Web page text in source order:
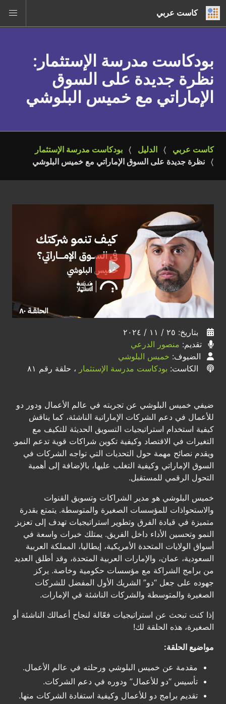
كاست عربي
بودكاست مدرسة الإستثمار :
نظرة جديدة على السوق
الإماراتي مع خميس البلوشي
كاست عربي الدليل
بودكاست مدرسة الإستثمار
نظرة جديدة على السوق الإماراتي مع خميس البلوشي
بتاريخ: ٢٥ / ١١ / ٢٠٢٤
تقديم: منصور الدرعي
الضيوف: خميس البلوشي
الكاست: بودكاست مدرسة الإستثمار ، حلقة رقم ٨١
ضيفي خميس البلوشي عن تجربته في عالم الأعمال ودور دو
للأعمال في دعم الشركات الإماراتية الناشئة، كما يناقش
كيفية استخدام استراتيجيات التسويق الحديثة للتكيف مع
التغيرات في الاقتصاد وكيفية تكوين شراكات قوية تدعم النمو.
ويقدم نصائح مهمة حول التحديات التي تواجه الشركات في
السوق الإماراتي وكيفية التغلب عليها، بالإضافة إلى أهمية
التحول الرقمي للمستقبل.
خميس البلوشي هو مدير الشراكات وتسويق القنوات
والاستحواذات للمؤسسات الصغيرة والمتوسطة. يتمتع بقدرة
متميزة في قيادة الفرق وتطوير استراتيجيات تهدف إلى تعزيز
النمو وتحسين الأداء داخل الفريق. يمتلك خبرات واسعة في
أسواق الولايات المتحدة الأمريكية، إيطاليا، المملكة العربية
السعودية، عمان، والإمارات العربية المتحدة، وقد أطلق العديد
من برامج الشراكة مع مؤسسات حكومية وخاصة. يركز
جهوده على جعل “دو” الشريك الأول المفضل للشركات
الصغيرة والمتوسطة والشركات الناشئة في الإمارات.
إذا كنت تبحث عن استراتيجيات فعّالة لنجاح أعمالك الناشئة أو
الصغيرة، هذه الحلقة لك!
مواضيع الحلقة:
مقدمة عن خميس البلوشي ورحلته في عالم الأعمال.
تأسيس “دو للأعمال” ودوره في دعم الشركات.
تقديم برامج دو للأعمال وكيفية استفادة الشركات منها.